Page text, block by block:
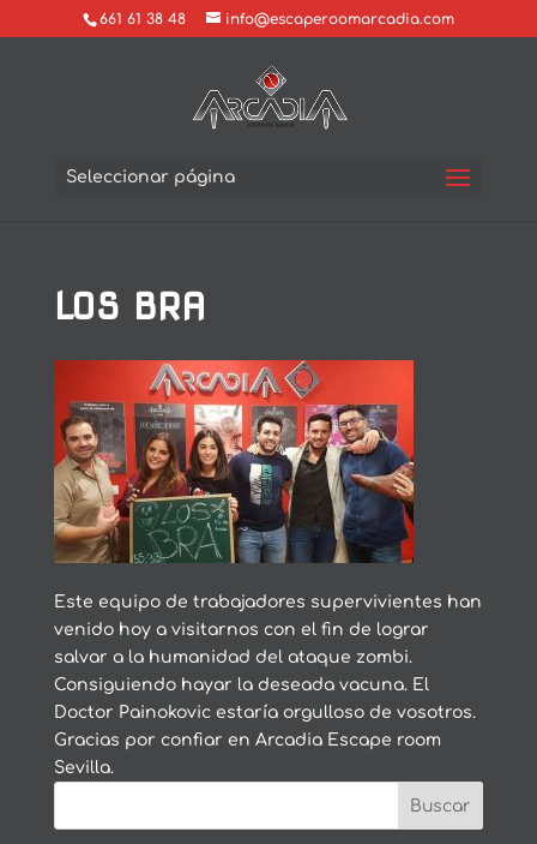
661 61 38 48 info@escaperoomarcadia.com
Seleccionar página
LOS BRA
Este equipo de trabajadores supervivientes han
venido hoy a visitarnos con el fin de lograr
salvar a la humanidad del ataque zombi.
Consiguiendo hayar la deseada vacuna. El
Doctor Painokovic estaría orgulloso de vosotros.
Gracias por confiar en Arcadia Escape room
Sevilla.